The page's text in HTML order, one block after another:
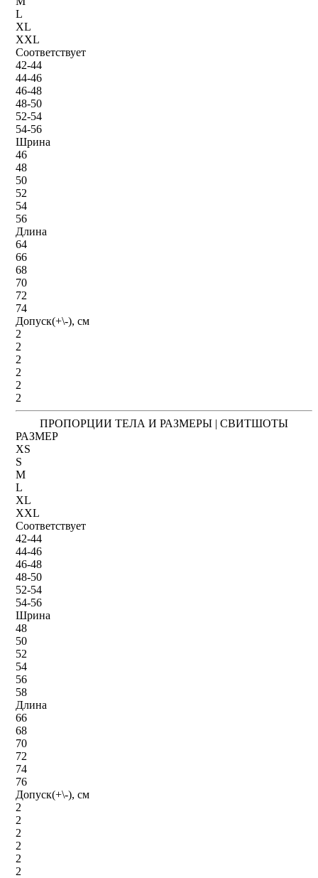
L
XL
XXL
Соответствует
42-44
44-46
46-48
48-50
52-54
54-56
Шрина
46
48
50
52
54
56
Длина
64
66
68
70
72
74
Допуск(+\-), см
2
2
2
2
2
2
ПРОПОРЦИИ ТЕЛА И РАЗМЕРЫ | СВИТШОТЫ
РАЗМЕР
XS
S
M
L
XL
XXL
Соответствует
42-44
44-46
46-48
48-50
52-54
54-56
Шрина
48
50
52
54
56
58
Длина
66
68
70
72
74
76
Допуск(+\-), см
2
2
2
2
2
2